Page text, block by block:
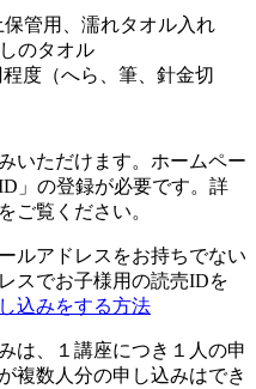
管用、濡れタオル入れ
のタオル
度（へら、筆、針金切
いただけます。ホームペー
」の登録が必要です。詳
をご覧ください。
ルアドレスをお持ちでない
スでお子様用の読売IDを
込みをする方法
は、１講座につき１人の申
複数人分の申し込みはでき